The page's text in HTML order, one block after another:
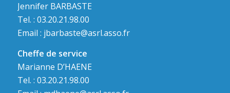
Jennifer BARBASTE
Tel. : 03.20.21.98.00
Email : jbarbaste@asrl.asso.fr
Cheffe de service
Marianne D’HAENE
Tel. : 03.20.21.98.00